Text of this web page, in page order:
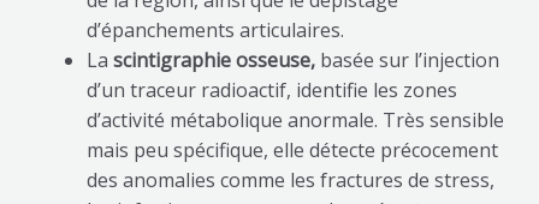
d’épanchements articulaires.
La scintigraphie osseuse,basée sur l’injection
d’un traceur radioactif, identifie les zones
d’activité métabolique anormale. Très sensible
mais peu spécifique, elle détecte précocement
des anomalies comme les fractures de stress,